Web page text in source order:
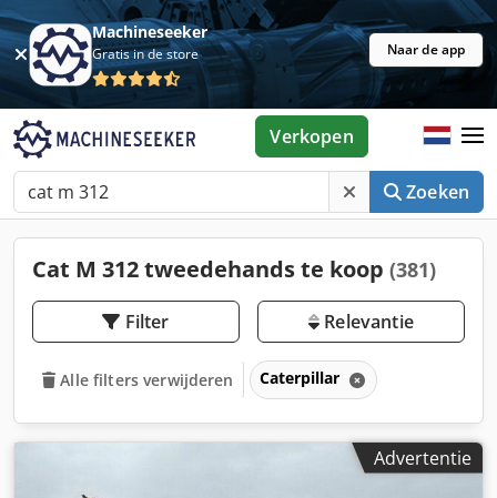
Machineseeker
Gratis in de store Naar de app
Zoeken
Verkopen
Cat M 312 tweedehands te koop (381)
Filter Relevantie
Alle filters verwijderen Caterpillar
Advertentie